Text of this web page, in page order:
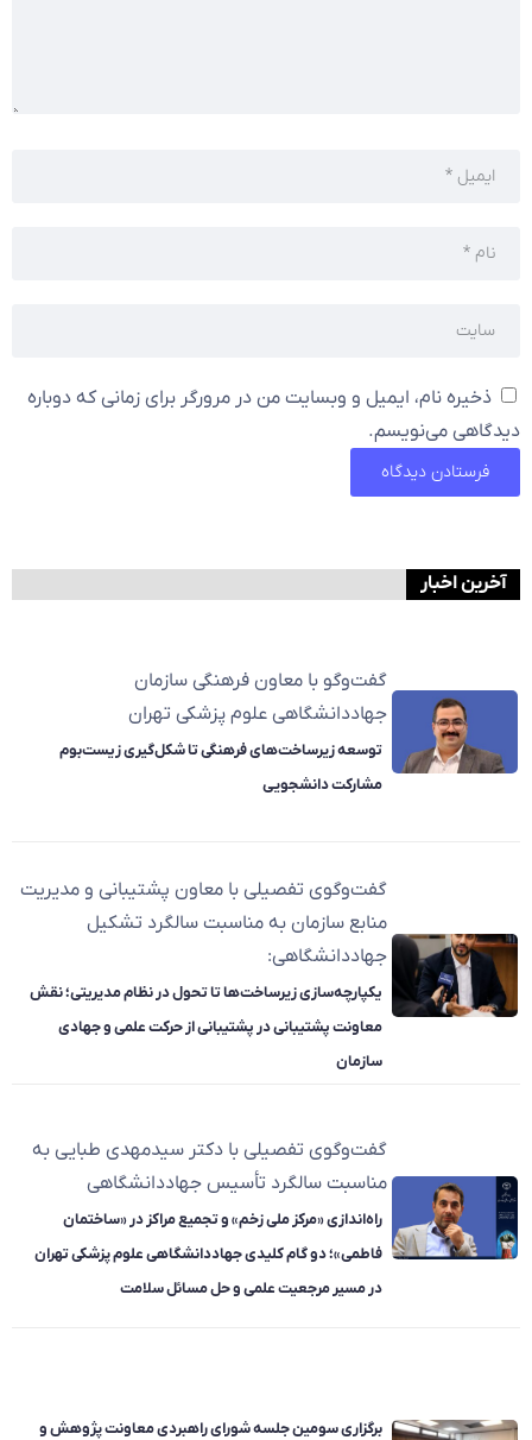
ذخیره نام، ایمیل و وبسایت من در مرورگر برای زمانی که دوباره
دیدگاهی می‌نویسم.
آخرین اخبار
گفت‌وگو با معاون فرهنگی سازمان
جهاددانشگاهی علوم پزشکی تهران
توسعه زیرساخت‌های فرهنگی تا شکل‌گیری زیست‌بوم
مشارکت دانشجویی
گفت‌وگوی تفصیلی با معاون پشتیبانی و مدیریت
منابع سازمان به مناسبت سالگرد تشکیل
جهاددانشگاهی:
یکپارچه‌سازی زیرساخت‌ها تا تحول در نظام مدیریتی؛ نقش
معاونت پشتیبانی در پشتیبانی از حرکت علمی و جهادی
سازمان
گفت‌وگوی تفصیلی با دکتر سیدمهدی طبایی به
مناسبت سالگرد تأسیس جهاددانشگاهی
راه‌اندازی «مرکز ملی زخم» و تجمیع مراکز در «ساختمان
فاطمی»؛ دو گام کلیدی جهاددانشگاهی علوم پزشکی تهران
در مسیر مرجعیت علمی و حل مسائل سلامت
برگزاری سومین جلسه شورای راهبردی معاونت پژوهش و